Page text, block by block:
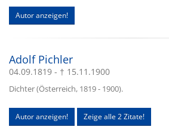
Autor anzeigen!
Adolf Pichler
04.09.1819 - † 15.11.1900
Dichter (Österreich, 1819 - 1900).
Autor anzeigen! Zeige alle 2 Zitate!